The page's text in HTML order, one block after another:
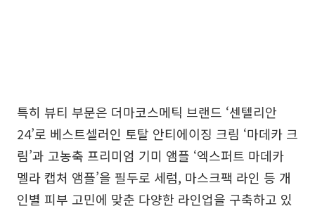
특히 뷰티 부문은 더마코스메틱 브랜드 ‘센텔리안
24’로 베스트셀러인 토탈 안티에이징 크림 ‘마데카 크
림’과 고농축 프리미엄 기미 앰플 ‘엑스퍼트 마데카
멜라 캡처 앰플’을 필두로 세럼, 마스크팩 라인 등 개
인별 피부 고민에 맞춘 다양한 라인업을 구축하고 있